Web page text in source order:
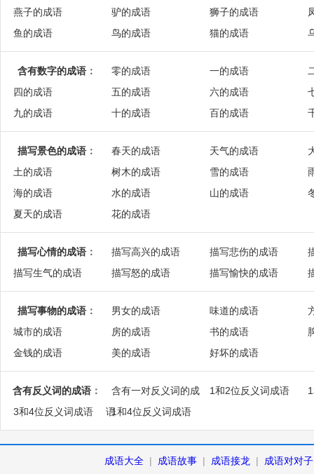
燕子的成语
驴的成语 狮子的成语
鱼的成语
鸟的成语 猫的成语
含有数字的成语 ： 零的成语 一的成语
四的成语
五的成语 六的成语
九的成语
十的成语 百的成语
描写景色的成语 ： 春天的成语 天气的成语
土的成语
树木的成语 雪的成语
海的成语
水的成语 山的成语
夏天的成语
花的成语
描写心情的成语 ： 描写高兴的成语 描写悲伤的成语
描写生气的成语
描写怒的成语 描写愉快的成语
描写事物的成语 ： 男女的成语 味道的成语
城市的成语
房的成语 书的成语
金钱的成语
美的成语 好坏的成语
含有反义词的成语 ：
含有一对反义词的成
语
1和2位反义词成语
3和4位反义词成语
1和4位反义词成语
成语大全 | 成语故事 | 成语接龙 |
成语对对子